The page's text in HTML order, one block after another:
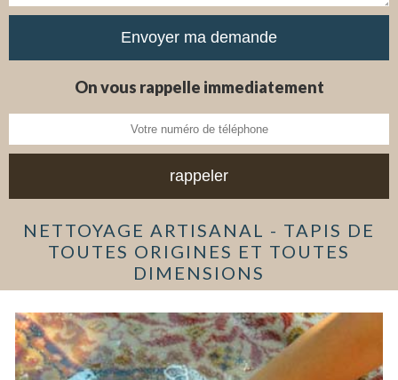
On vous rappelle immediatement
NETTOYAGE ARTISANAL - TAPIS DE
TOUTES ORIGINES ET TOUTES
DIMENSIONS